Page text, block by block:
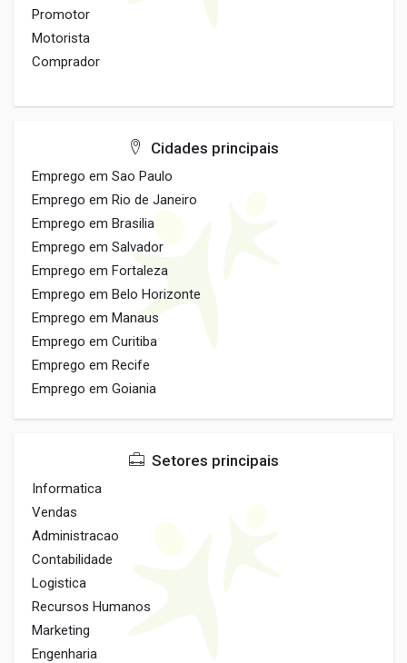
Promotor
Motorista
Comprador
Cidades principais
Emprego em Sao Paulo
Emprego em Rio de Janeiro
Emprego em Brasilia
Emprego em Salvador
Emprego em Fortaleza
Emprego em Belo Horizonte
Emprego em Manaus
Emprego em Curitiba
Emprego em Recife
Emprego em Goiania
Setores principais
Informatica
Vendas
Administracao
Contabilidade
Logistica
Recursos Humanos
Marketing
Engenharia